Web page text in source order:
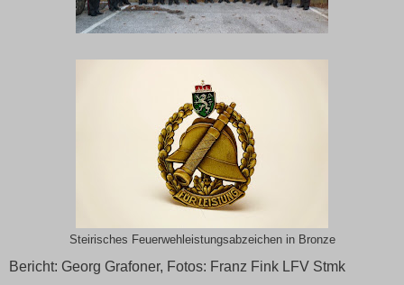
Steirisches Feuerwehleistungsabzeichen in Bronze
Bericht: Georg Grafoner, Fotos: Franz Fink LFV Stmk